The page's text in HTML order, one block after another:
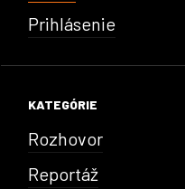
Prihlásenie
KATEGÓRIE
Rozhovor
Reportáž